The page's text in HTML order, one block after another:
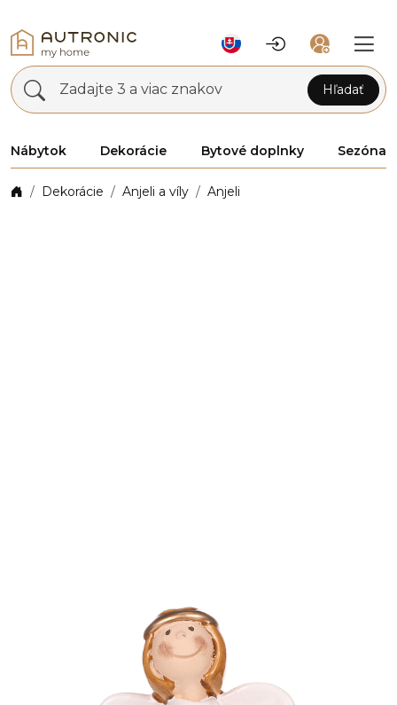
Zadajte 3 a viac znakov Hľadať
Nábytok Dekorácie Bytové doplnky Sezóna
Dekorácie Anjeli a víly Anjeli